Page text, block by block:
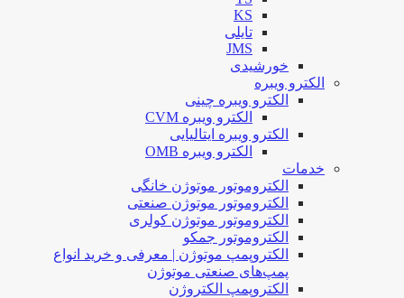
KS
تایلی
JMS
خورشیدی
الکترو ویبره
الکترو ویبره چینی
الکترو ویبره CVM
الکترو ویبره ایتالیایی
الکترو ویبره OMB
خدمات
الکتروموتور موتوژن خانگی
الکتروموتور موتوژن صنعتی
الکتروموتور موتوژن کولری
الکتروموتور جمکو
الکتروپمپ موتوژن | معرفی و خرید انواع
پمپ‌های صنعتی موتوژن
الکتروپمپ الکتروژن